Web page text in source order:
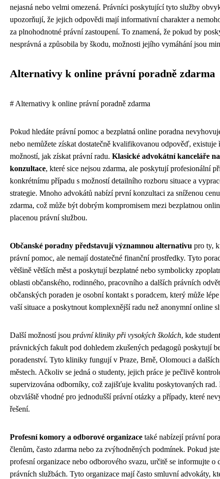
nejasná nebo velmi omezená. Právníci poskytující tyto služby
upozorňují, že jejich odpovědi mají informativní charakter a
za plnohodnotné právní zastoupení. To znamená, že pokud by
nesprávná a způsobila by škodu, možnosti jejího vymáhání jsou
Alternativy k online právní poradně zdarma
# Alternativy k online právní poradně zdarma
Pokud hledáte právní pomoc a bezplatná online poradna
nebo nemůžete získat dostatečně kvalifikovanou odpověď, existuje
možností, jak získat právní radu. Klasické advokátní kanceláře
konzultace, které sice nejsou zdarma, ale poskytují profesionální
konkrétnímu případu s možností detailního rozboru situace a
strategie. Mnoho advokátů nabízí první konzultaci za sníženou
zdarma, což může být dobrým kompromisem mezi bezplatnou
placenou právní službou.
Občanské poradny představují významnou alternativu pro ty,
právní pomoc, ale nemají dostatečné finanční prostředky. Tyto
většině větších měst a poskytují bezplatné nebo symbolicky
oblasti občanského, rodinného, pracovního a dalších právních
občanských poraden je osobní kontakt s poradcem, který může
vaší situace a poskytnout komplexnější radu než anonymní online
Další možností jsou právní kliniky při vysokých školách, kde
právnických fakult pod dohledem zkušených pedagogů poskytují
poradenství. Tyto kliniky fungují v Praze, Brně, Olomouci a
městech. Ačkoliv se jedná o studenty, jejich práce je pečlivě
supervizována odborníky, což zajišťuje kvalitu poskytovaných
obzvláště vhodné pro jednodušší právní otázky a případy, které
řešení.
Profesní komory a odborové organizace také nabízejí právní
členům, často zdarma nebo za zvýhodněných podmínek. Pokud
profesní organizace nebo odborového svazu, určitě se informujte o
právních službách. Tyto organizace mají často smluvní advokáty,